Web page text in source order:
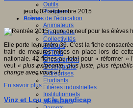
Outils
Pratiques
Acteurs de l'éducation
Animateurs
Chercheurs
Collectivités
Editeurs
EdTech
Encadrement
Enseignants
Entreprises
Etudiants
Filières industrielles
Institutionnels
Médiateurs
jeudi, 03 septembre 2015
Brèves
Elle porte le numéro 39. C'est la fiche
train de mesures mises en place lors de
nationale. 42 fiches au total pour « réformer »
veut « plus exigeante, plus juste, plus
change avec vous »!
En savoir plus...
Vinz et Lou et le handicap